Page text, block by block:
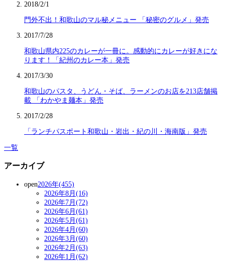
2018/2/1
門外不出！和歌山のマル秘メニュー 「秘密のグルメ」発売
2017/7/28
和歌山県内225のカレーが一冊に。感動的にカレーが好きにな
ります！「紀州のカレー本」発売
2017/3/30
和歌山のパスタ、うどん・そば、ラーメンのお店を213店舗掲
載 「わかやま麺本」発売
2017/2/28
「ランチパスポート和歌山・岩出・紀の川・海南版」発売
一覧
アーカイブ
open2026年(455)
2026年8月(16)
2026年7月(72)
2026年6月(61)
2026年5月(61)
2026年4月(60)
2026年3月(60)
2026年2月(63)
2026年1月(62)